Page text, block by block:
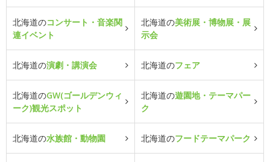
北海道のコンサート・音楽関
連イベント
北海道の美術展・博物展・展
示会
北海道の演劇・講演会 北海道のフェア
北海道のGW(ゴールデンウィ
ーク)観光スポット
北海道の遊園地・テーマパー
ク
北海道の水族館・動物園 北海道のフードテーマパーク